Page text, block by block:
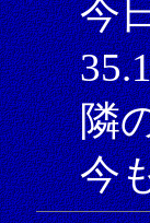
今
隣
今